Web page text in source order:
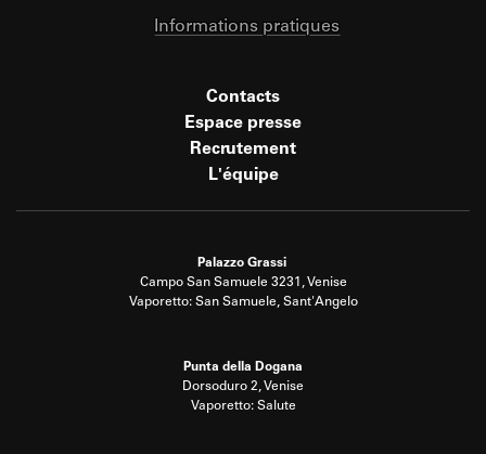
Informations pratiques
Contacts
Espace presse
Recrutement
L'équipe
Palazzo Grassi
Campo San Samuele 3231, Venise
Vaporetto: San Samuele, Sant'Angelo
Punta della Dogana
Dorsoduro 2, Venise
Vaporetto: Salute